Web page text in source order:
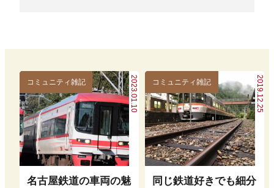
2023.01.10
コミュニティ雑記
名古屋鉄道の車両の魅
2019.12.25
コミュニティ雑記
同じ鉄道好きでも細分